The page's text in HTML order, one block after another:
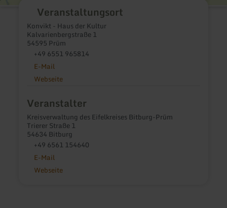
Veranstaltungsort
Konvikt - Haus der Kultur
Kalvarienbergstraße 1
54595 Prüm
+49 6551 965814
E-Mail
Webseite
Veranstalter
Kreisverwaltung des Eifelkreises Bitburg-Prüm
Trierer Straße 1
54634 Bitburg
+49 6561 154640
E-Mail
Webseite